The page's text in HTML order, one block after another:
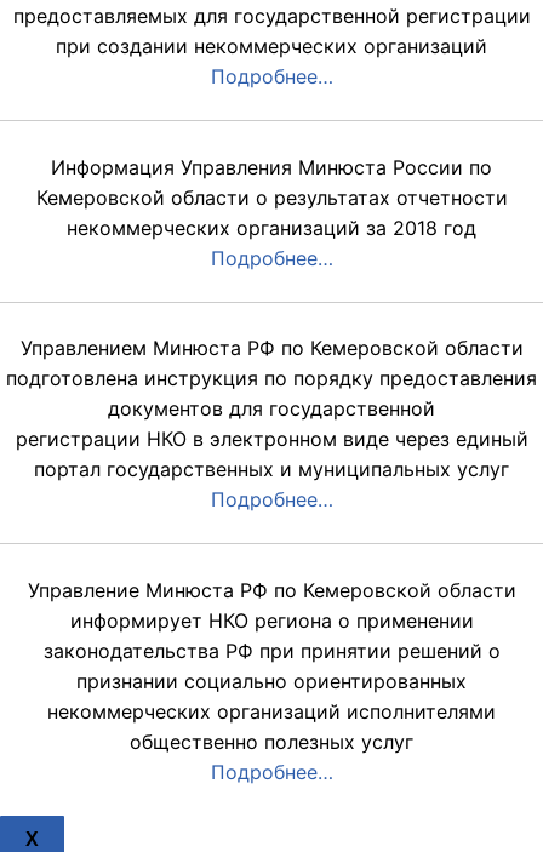
предоставляемых для государственной регистрации
при создании некоммерческих организаций
Подробнее…
Информация Управления Минюста России по
Кемеровской области о результатах отчетности
некоммерческих организаций за 2018 год
Подробнее…
Управлением Минюста РФ по Кемеровской области
подготовлена инструкция по порядку предоставления
документов для государственной
регистрации НКО в электронном виде через единый
портал государственных и муниципальных услуг
Подробнее…
Управление Минюста РФ по Кемеровской области
информирует НКО региона о применении
законодательства РФ при принятии решений о
признании социально ориентированных
некоммерческих организаций исполнителями
общественно полезных услуг
Подробнее…
X